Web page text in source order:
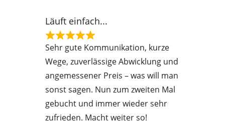
o
f
Läuft einfach...
R
d
5
Sehr gute Kommunikation, kurze
Wege, zuverlässige Abwicklung und
angemessener Preis – was will man
sonst sagen. Nun zum zweiten Mal
gebucht und immer wieder sehr
zufrieden. Macht weiter so!